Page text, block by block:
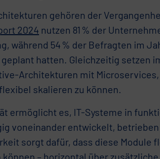
gehören der
2024 nutzen 81 % der
während 54 % der Befragten im
geplant hatten. Gleichzeitig setzen
Architekturen mit Microservices,
skalieren zu können.
ermöglicht es, IT-Systeme in
voneinander entwickelt,
sorgt dafür, dass diese Module
können – horizontal über